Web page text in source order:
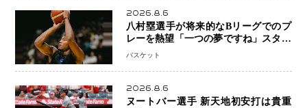
2026.8.6
八村塁選手が将来的なBリーグでのプ
レーを熱望「一つの夢ですね」スター
帰還がリーグ価値を押し上げる可能性
バスケット
2026.8.6
ヌートバー選手 新天地初安打は貴重